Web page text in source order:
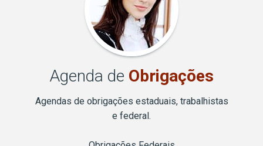
Agenda de Obrigações
Agendas de obrigações estaduais, trabalhistas
e federal.